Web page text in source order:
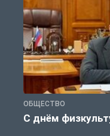
ОБЩЕСТВО
С днём